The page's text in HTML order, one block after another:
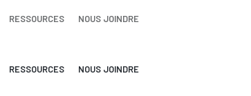
RESSOURCES NOUS JOINDRE
RESSOURCES NOUS JOINDRE